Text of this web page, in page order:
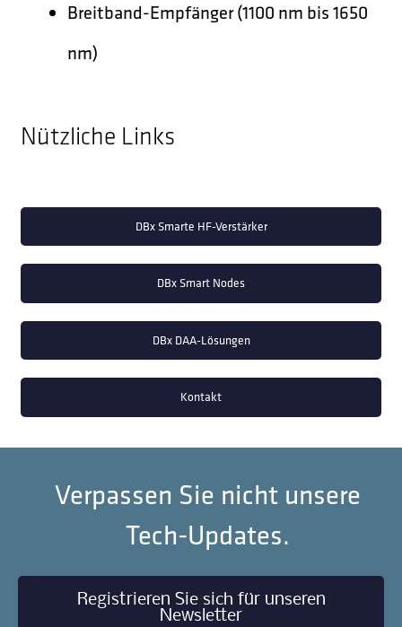
Breitband-Empfänger (1100 nm bis 1650
nm)
Nützliche Links
DBx Smarte HF-Verstärker
DBx Smart Nodes
DBx DAA-Lösungen
Kontakt
Verpassen Sie nicht unsere
Tech-Updates.
Registrieren Sie sich für unseren
Newsletter